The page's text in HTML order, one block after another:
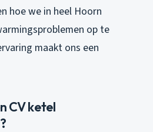
hoe we in heel Hoorn
op te
maakt ons een
CV ketel